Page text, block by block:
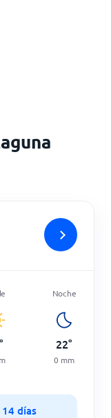
°
Noche
22°
0 mm
14 días